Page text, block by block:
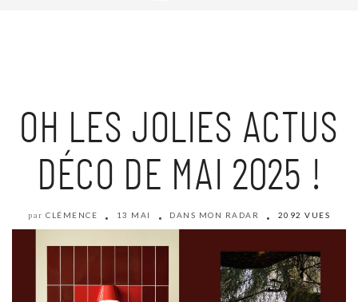
OH LES JOLIES ACTUS
DÉCO DE MAI 2025 !
par CLÉMENCE 13 MAI DANS MON RADAR 2092 VUES